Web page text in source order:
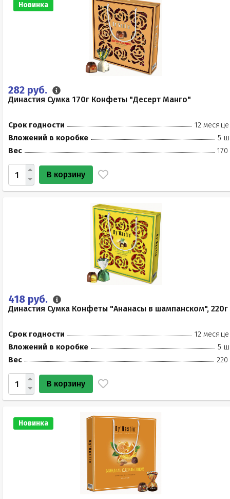
Новинка
282 руб.
Династия Сумка 170г Конфеты "Десерт Манго"
Срок годности
12
Вложений в коробке
5
Вес
170
В корзину
418 руб.
Династия Сумка Конфеты "Ананасы в шампанском", 220г
Срок годности
12
Вложений в коробке
5
Вес
220
В корзину
Новинка